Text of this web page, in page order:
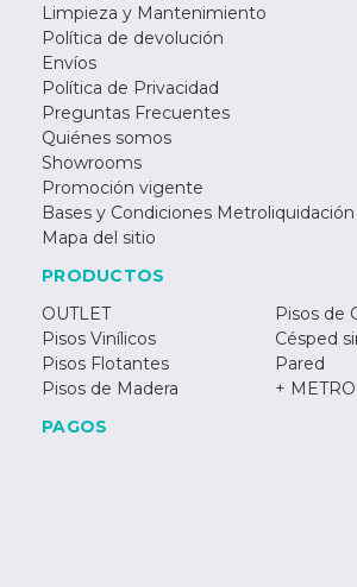
Limpieza y Mantenimiento
Política de devolución
Envíos
Política de Privacidad
Preguntas Frecuentes
Quiénes somos
Showrooms
Promoción vigente
Bases y Condiciones Metroliquidación
Mapa del sitio
PRODUCTOS
OUTLET
Pisos Vinílicos
Pisos Flotantes
Pisos de Madera
Pisos de
Césped
Pared
+ METRO
PAGOS